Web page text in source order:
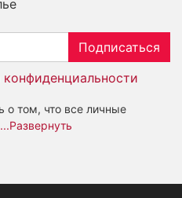
Подписаться
конфиденциальности
о том, что все личные
...Развернуть